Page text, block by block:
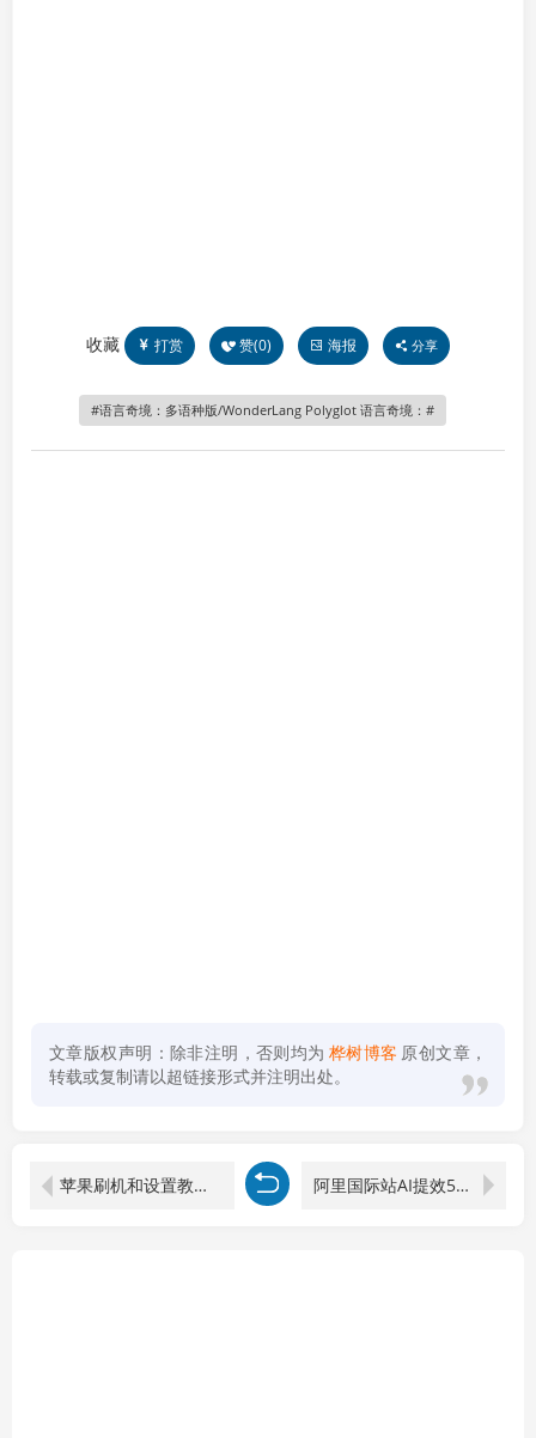
收藏 打赏 赞(0) 海报 分享
语言奇境：多语种版/WonderLang Polyglot 语言奇境：
文章版权声明：除非注明，否则均为 桦树博客 原创文章，
转载或复制请以超链接形式并注明出处。
苹果刷机和设置教程，做Tiktok、跨境、各种项目必备，环境干净，才能杜绝不利因素 阿里国际站AI提效5月新课：金品店铺权重提升八大榜单，数据化选品复盘与橱窗利用率优化